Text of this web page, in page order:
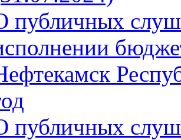
публичных
публичных